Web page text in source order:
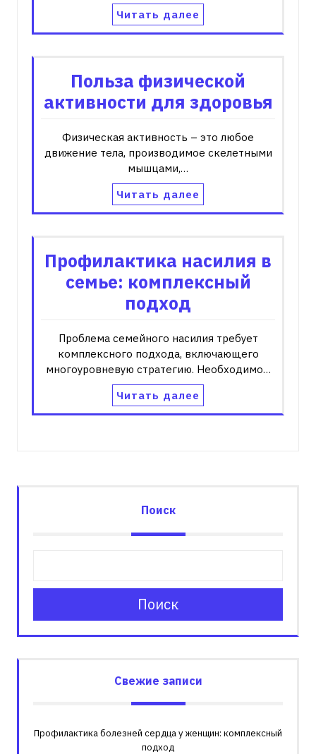
Читать далее
Польза физической
активности для здоровья
Физическая активность – это любое
движение тела‚ производимое скелетными
мышцами‚…
Читать далее
Профилактика насилия в
семье: комплексный
подход
Проблема семейного насилия требует
комплексного подхода, включающего
многоуровневую стратегию. Необходимо…
Читать далее
Поиск
Поиск
Свежие записи
Профилактика болезней сердца у женщин: комплексный
подход